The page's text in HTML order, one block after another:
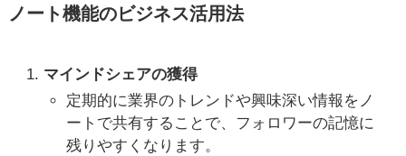
ノート機能のビジネス活用法
マインドシェアの獲得
定期的に業界のトレンドや興味深い情報をノ
ートで共有することで、フォロワーの記憶に
残りやすくなります。